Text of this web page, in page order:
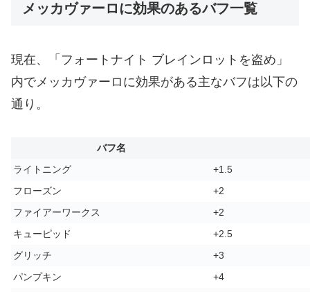
メッカヴァーロに効果のあるバフ一覧
現在、「フォートナイト ブレインロットを盗め」
内でメッカヴァーロに効果がある主なバフは以下の
通り。
バフ名
ライトニング
+1.5
フローズン
+2
ファイアーワークス
+2
キューピッド
+2.5
グリッチ
+3
パンプキン
+4